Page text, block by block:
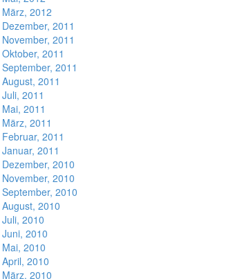
März, 2012
Dezember, 2011
November, 2011
Oktober, 2011
September, 2011
August, 2011
Juli, 2011
Mai, 2011
März, 2011
Februar, 2011
Januar, 2011
Dezember, 2010
November, 2010
September, 2010
August, 2010
Juli, 2010
Juni, 2010
Mai, 2010
April, 2010
März, 2010